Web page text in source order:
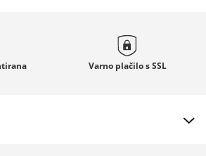
Varno plačilo sSSL